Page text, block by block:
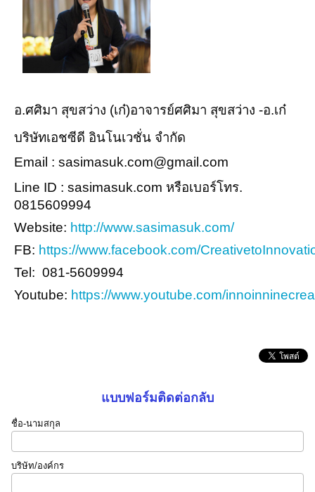
อ.ศศิมา สุขสว่าง (เก๋)อาจารย์ศศิมา สุขสว่าง -อ.เก๋
บริษัทเอชซีดี อินโนเวชั่น จำกัด
Email : sasimasuk.com@gmail.com
Line ID : sasimasuk.com หรือเบอร์โทร.
0815609994
Website: http://www.sasimasuk.com/
FB: https://www.facebook.com/
Tel: 081-5609994
Youtube: https://www.youtube.com/
แบบฟอร์มติดต่อกลับ
ชื่อ-นามสกุล
บริษัท/องค์กร